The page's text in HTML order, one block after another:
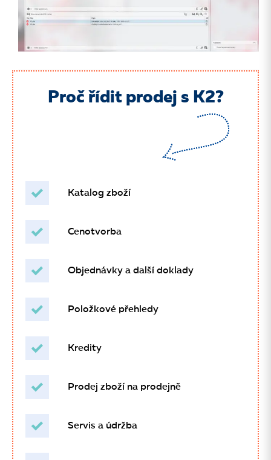
Proč řídit prodej s K2?
Katalog zboží
Cenotvorba
Objednávky a další doklady
Položkové přehledy
Kredity
Prodej zboží na prodejně
Servis a údržba